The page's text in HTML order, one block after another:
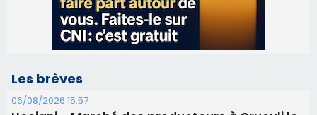
06/08/2026 15:25
Corte – L’association A Nuciola organise une
06/08/2026 15:04
Alata - Soirée Tango Argentin au stade de San